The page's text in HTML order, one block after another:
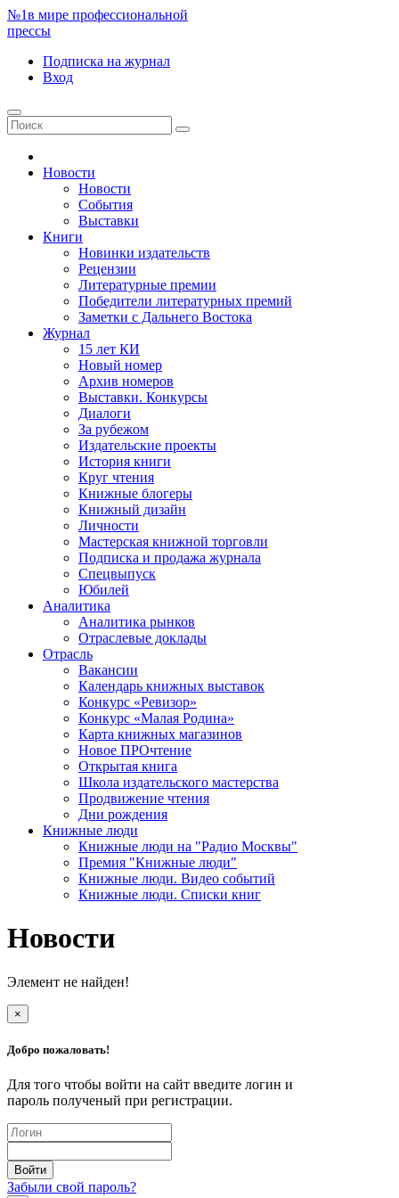
№1в мире профессиональной
прессы
Подписка на журнал
Вход
Новости
Новости
События
Выставки
Книги
Новинки издательств
Рецензии
Литературные премии
Победители литературных премий
Заметки с Дальнего Востока
Журнал
15 лет КИ
Новый номер
Архив номеров
Выставки. Конкурсы
Диалоги
За рубежом
Издательские проекты
История книги
Круг чтения
Книжные блогеры
Книжный дизайн
Личности
Мастерская книжной торговли
Подписка и продажа журнала
Спецвыпуск
Юбилей
Аналитика
Аналитика рынков
Отраслевые доклады
Отрасль
Вакансии
Календарь книжных выставок
Конкурс «Ревизор»
Конкурс «Малая Родина»
Карта книжных магазинов
Новое ПРОчтение
Открытая книга
Школа издательского мастерства
Продвижение чтения
Дни рождения
Книжные люди
Книжные люди на "Радио Москвы"
Премия "Книжные люди"
Книжные люди. Видео событий
Книжные люди. Списки книг
Новости
Элемент не найден!
×
Добро пожаловать!
Для того чтобы войти на сайт введите логин и
пароль полученый при регистрации.
Забыли свой пароль?